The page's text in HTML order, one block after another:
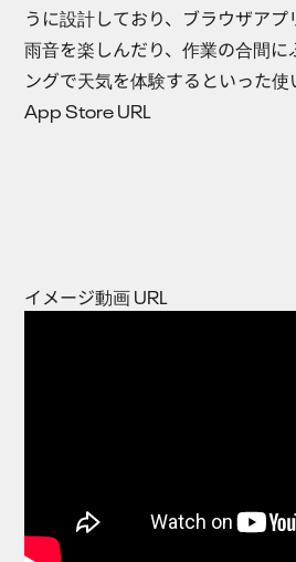
うに設計しており、ブラウザア
雨音を楽しんだり、作業の合間に
ングで天気を体験するといった使
App Store URL
イメージ動画 URL